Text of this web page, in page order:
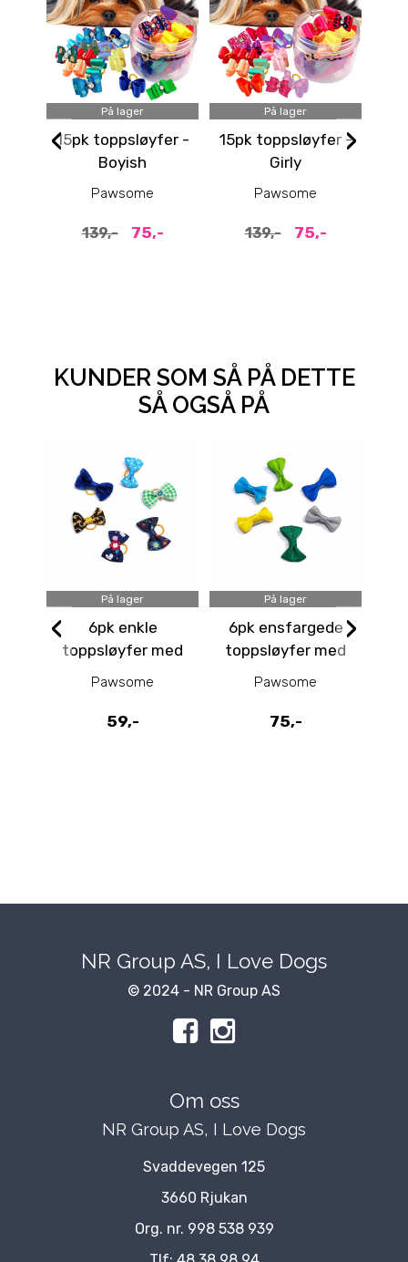
På lager
15pk toppsløyfer -
Boyish
Pawsome
139,- 75,-
På lager
15pk toppsløyfer -
Girly
Pawsome
139,- 75,-
‹ ›
KUNDER SOM SÅ PÅ DETTE
SÅ OGSÅ PÅ
På lager
6pk enkle
toppsløyfer med
strikk - gutt
Pawsome
59,-
På lager
6pk ensfargede
toppsløyfer med
spenne -
Pawsome
75,-
‹ ›
NR Group AS, I Love Dogs
© 2024 - NR Group AS
Om oss
NR Group AS, I Love Dogs
Svaddevegen 125
3660 Rjukan
Org. nr. 998 538 939